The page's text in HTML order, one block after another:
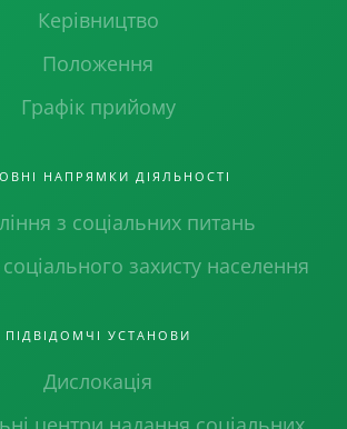
Керівництво
Положення
Графік прийому
НАПРЯМКИ ДІЯЛЬНОСТІ
з соціальних питань
захисту населення
ПІДВІДОМЧІ УСТАНОВИ
Дислокація